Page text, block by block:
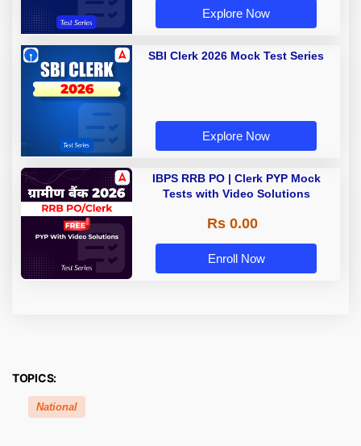
Explore Now
SBI Clerk 2026 Mock Test Series
Explore Now
IBPS RRB PO | Clerk PYP Mock
Tests with Video Solutions
Rs 0.00
Enroll Now
TOPICS:
National